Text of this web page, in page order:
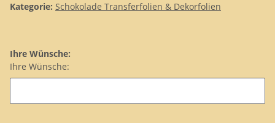
Kategorie: Schokolade Transferfolien & Dekorfolien
Ihre Wünsche:
Ihre Wünsche: